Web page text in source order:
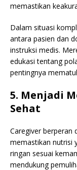
memastikan
Dalam situasi
antara pasien dan
instruksi medis.
edukasi tentang
pentingnya
5. Menjadi
Sehat
Caregiver berperan
memastikan nutrisi
ringan sesuai
mendukung